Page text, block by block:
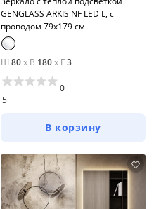
GENGLASS ARKIS NF LED L, с
проводом 79х179 см
Ш 80x В 180x Г3
5
0
В корзину